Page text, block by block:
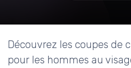
Découvrez les coupes de
pour les hommes au